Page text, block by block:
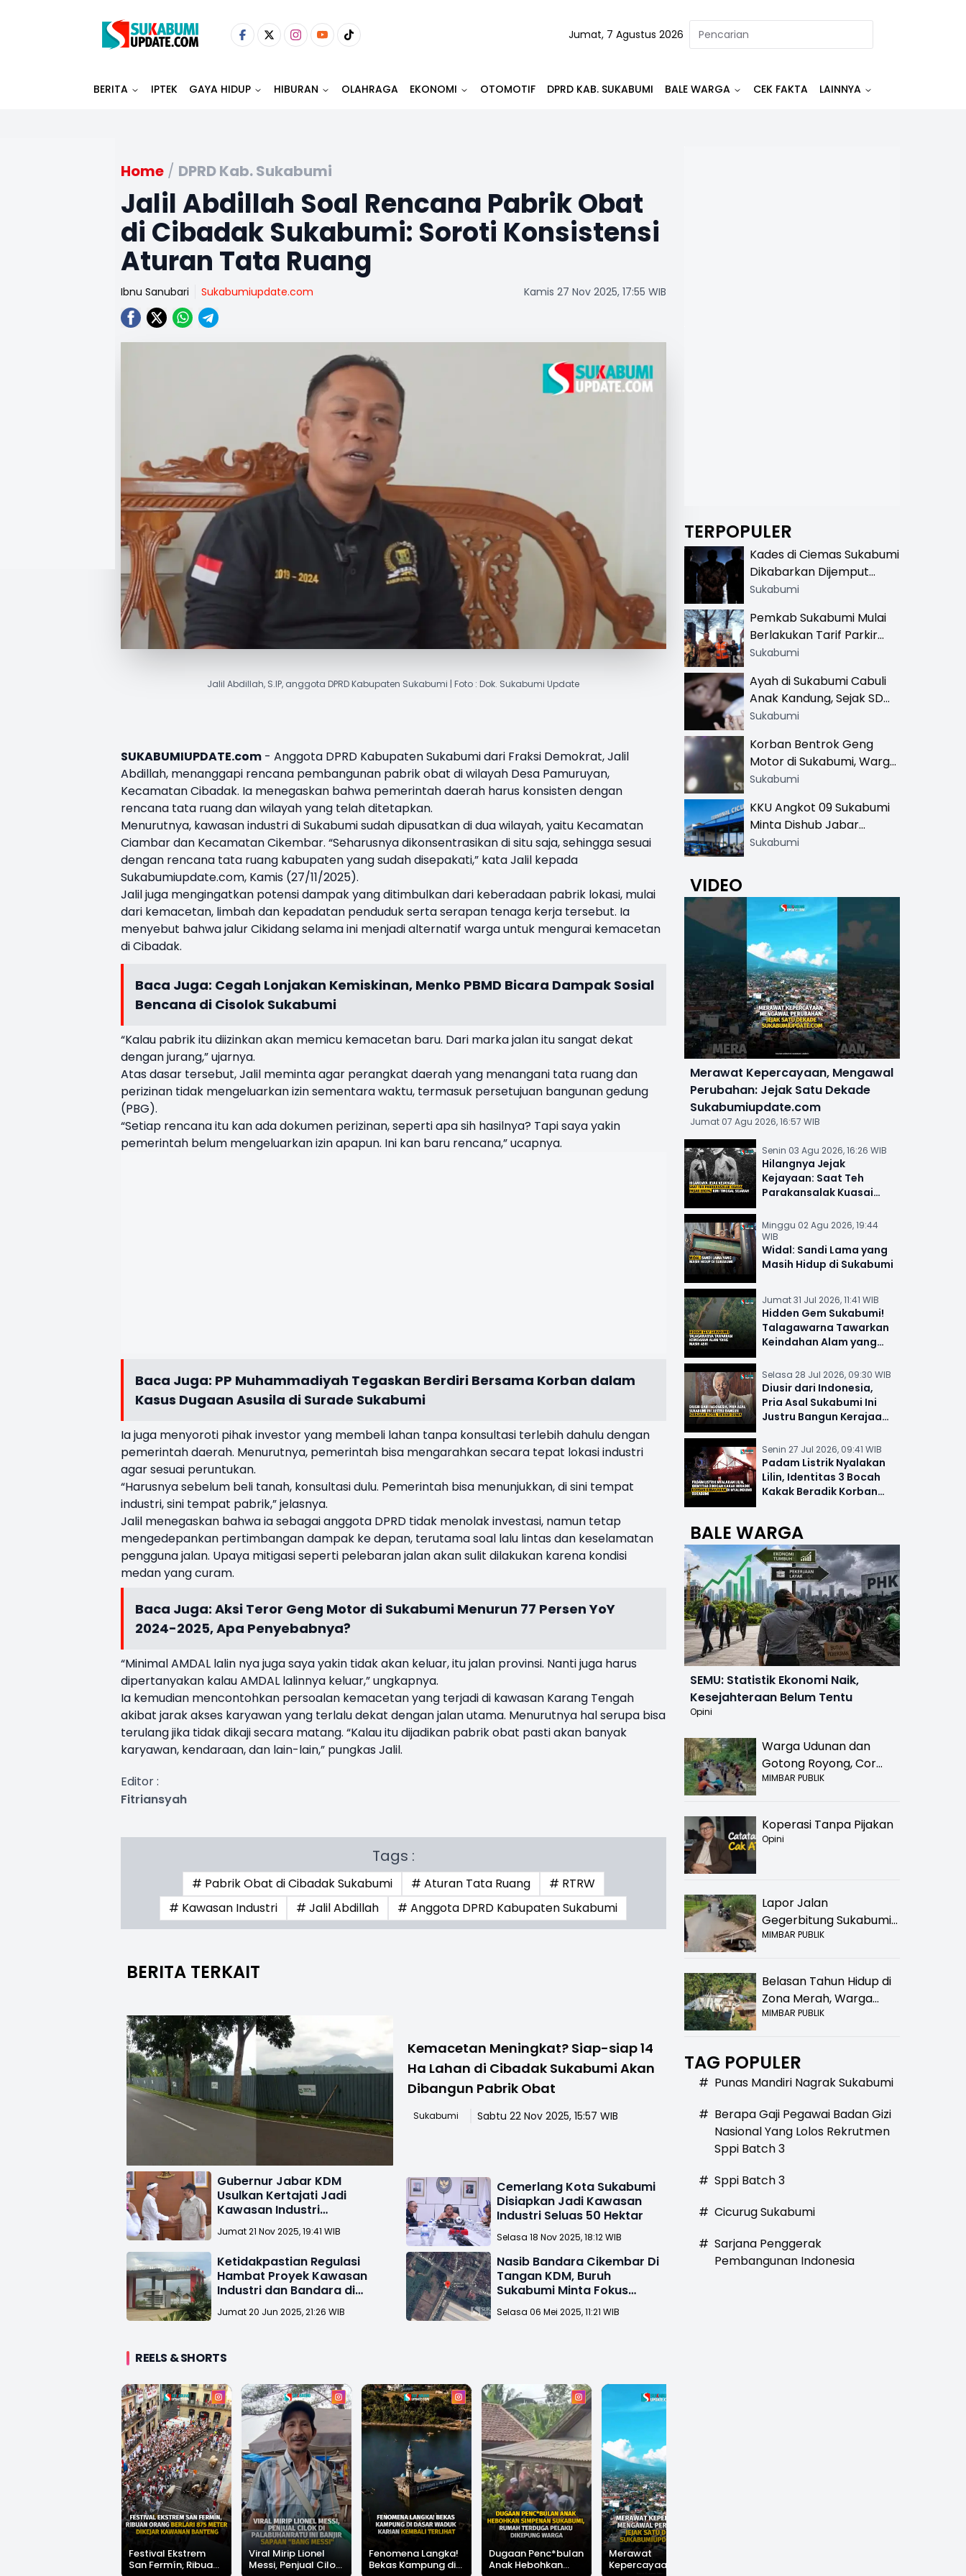
Jumat, 7 Agustus 2026
BERITA IPTEK GAYA HIDUP HIBURAN OLAHRAGA EKONOMI OTOMOTIF DPRD KAB. SUKABUMI BALE WARGA CEK FAKTA LAINNYA
Home / DPRD Kab. Sukabumi
Jalil Abdillah Soal Rencana Pabrik Obat
di Cibadak Sukabumi: Soroti Konsistensi
Aturan Tata Ruang
Ibnu Sanubari Sukabumiupdate.com Kamis 27 Nov 2025, 17:55 WIB
Jalil Abdillah, S.IP, anggota DPRD Kabupaten Sukabumi | Foto : Dok. Sukabumi Update
SUKABUMIUPDATE.com - Anggota DPRD Kabupaten Sukabumidari Fraksi Demokrat,Jalil
Abdillah, menanggapi rencana pembangunan pabrik obat di wilayah Desa Pamuruyan,
Kecamatan Cibadak. Ia menegaskan bahwa pemerintah daerah harus konsisten dengan
rencana tata ruang dan wilayah yang telah ditetapkan.
Menurutnya, kawasan industri di Sukabumi sudah dipusatkan di dua wilayah, yaitu Kecamatan
Ciambar dan Kecamatan Cikembar. “Seharusnya dikonsentrasikan di situ saja, sehingga sesuai
dengan rencana tata ruang kabupaten yang sudah disepakati,” kata Jalil kepada
Sukabumiupdate.com, Kamis (27/11/2025).
Jalil juga mengingatkan potensi dampak yang ditimbulkan dari keberadaan pabrik lokasi, mulai
dari kemacetan, limbah dan kepadatan penduduk serta serapan tenaga kerja tersebut. Ia
menyebut bahwa jalur Cikidang selama ini menjadi alternatif warga untuk mengurai kemacetan
di Cibadak.
Baca Juga: Cegah Lonjakan Kemiskinan, Menko PBMD Bicara Dampak Sosial
Bencana di Cisolok Sukabumi
“Kalau pabrik itu diizinkan akan memicu kemacetan baru. Dari marka jalan itu sangat dekat
dengan jurang,” ujarnya.
Atas dasar tersebut, Jalil meminta agar perangkat daerah yang menangani tata ruang dan
perizinan tidak mengeluarkan izin sementara waktu, termasuk persetujuan bangunan gedung
(PBG).
“Setiap rencana itu kan ada dokumen perizinan, seperti apa sih hasilnya? Tapi saya yakin
pemerintah belum mengeluarkan izin apapun. Ini kan baru rencana,” ucapnya.
Baca Juga: PP Muhammadiyah Tegaskan Berdiri Bersama Korban dalam
Kasus Dugaan Asusila di Surade Sukabumi
Ia juga menyoroti pihak investor yang membeli lahan tanpa konsultasi terlebih dahulu dengan
pemerintah daerah. Menurutnya, pemerintah bisa mengarahkan secara tepat lokasi industri
agar sesuai peruntukan.
“Harusnya sebelum beli tanah, konsultasi dulu. Pemerintah bisa menunjukkan, di sini tempat
industri, sini tempat pabrik,” jelasnya.
Jalil menegaskan bahwa ia sebagai anggota DPRD tidak menolak investasi, namun tetap
mengedepankan pertimbangan dampak ke depan, terutama soal lalu lintas dan keselamatan
pengguna jalan. Upaya mitigasi seperti pelebaran jalan akan sulit dilakukan karena kondisi
medan yang curam.
Baca Juga: Aksi Teror Geng Motor di Sukabumi Menurun 77 Persen YoY
2024-2025, Apa Penyebabnya?
“Minimal AMDAL lalin nya juga saya yakin tidak akan keluar, itu jalan provinsi. Nanti juga harus
dipertanyakan kalau AMDAL lalinnya keluar,” ungkapnya.
Ia kemudian mencontohkan persoalan kemacetan yang terjadi di kawasan Karang Tengah
akibat jarak akses karyawan yang terlalu dekat dengan jalan utama. Menurutnya hal serupa bisa
terulang jika tidak dikaji secara matang. “Kalau itu dijadikan pabrik obat pasti akan banyak
karyawan, kendaraan, dan lain-lain,” pungkas Jalil.
Editor :
Fitriansyah
Tags :
# Pabrik Obat di Cibadak Sukabumi # Aturan Tata Ruang
# RTRW
# Kawasan Industri
# Jalil Abdillah # Anggota DPRD Kabupaten Sukabumi
BERITA TERKAIT
Kemacetan Meningkat? Siap-siap 14
Ha Lahan di Cibadak Sukabumi Akan
Dibangun Pabrik Obat
Sukabumi Sabtu 22 Nov 2025, 15:57 WIB
Gubernur Jabar KDM
Usulkan Kertajati Jadi
Kawasan Industri
Pertahanan Nasional
Jumat 21 Nov 2025, 19:41 WIB
Cemerlang Kota Sukabumi
Disiapkan Jadi Kawasan
Industri Seluas 50 Hektar
Selasa 18 Nov 2025, 18:12 WIB
Ketidakpastian Regulasi
Hambat Proyek Kawasan
Industri dan Bandara di
Sukabumi
Jumat 20 Jun 2025, 21:26 WIB
Nasib Bandara Cikembar Di
Tangan KDM, Buruh
Sukabumi Minta Fokus
Kawasan Industri
Selasa 06 Mei 2025, 11:21 WIB
REELS & SHORTS
Festival Ekstrem
San Fermín, Ribuan
Viral Mirip Lionel
Messi, Penjual Cilok
Fenomena Langka!
Bekas Kampung di
Dugaan Penc*bulan
Anak Hebohkan
Merawat
Kepercayaan,
TERPOPULER
Kades di Ciemas Sukabumi
Dikabarkan Dijemput
Satnarkoba, Polisi
Sukabumi
Pemkab Sukabumi Mulai
Berlakukan Tarif Parkir
Resmi di 13 Lokasi Wisata,
Khusus
Sukabumi
Ayah di Sukabumi Cabuli
Anak Kandung, Sejak SD
Hingga SMA
Sukabumi
Korban Bentrok Geng
Motor di Sukabumi, Warga
dan Sopir Tangki
Sukabumi
KKU Angkot 09 Sukabumi
Minta Dishub Jabar
Tertibkan Trayek Ciawi-
Sukabumi
VIDEO
Merawat Kepercayaan, Mengawal
Perubahan: Jejak Satu Dekade
Sukabumiupdate.com
Jumat 07 Agu 2026, 16:57 WIB
Senin 03 Agu 2026, 16:26 WIB
Hilangnya Jejak
Kejayaan: Saat Teh
Parakansalak Kuasai
Sejarah
Minggu 02 Agu 2026, 19:44
WIB
Widal: Sandi Lama yang
Masih Hidup di Sukabumi
Jumat 31 Jul 2026, 11:41 WIB
Hidden Gem Sukabumi!
Talagawarna Tawarkan
Keindahan Alam yang
Selasa 28 Jul 2026, 09:30 WIB
Diusir dari Indonesia,
Pria Asal Sukabumi Ini
Justru Bangun Kerajaan
Senin 27 Jul 2026, 09:41 WIB
Padam Listrik Nyalakan
Lilin, Identitas 3 Bocah
Kakak Beradik Korban
BALE WARGA
SEMU: Statistik Ekonomi Naik,
Kesejahteraan Belum Tentu
Opini
Warga Udunan dan
Gotong Royong, Cor
Jalan Hancur di
MIMBAR PUBLIK
Koperasi Tanpa Pijakan
Opini
Lapor Jalan
Gegerbitung Sukabumi
Bolong! Bahaya Bagi
MIMBAR PUBLIK
Belasan Tahun Hidup di
Zona Merah, Warga
Kampung Nangewer
Relokasi
MIMBAR PUBLIK
TAG POPULER
# Punas Mandiri Nagrak Sukabumi
# Berapa Gaji Pegawai Badan Gizi
Nasional Yang Lolos Rekrutmen
Sppi Batch 3
# Sppi Batch 3
# Cicurug Sukabumi
# Sarjana Penggerak
Pembangunan Indonesia